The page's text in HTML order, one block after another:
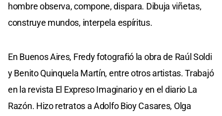
hombre observa, compone, dispara. Dibuja viñetas,
construye mundos, interpela espíritus.
En Buenos Aires, Fredy fotografió la obra de Raúl Soldi
y Benito Quinquela Martín, entre otros artistas. Trabajó
en la revista El Expreso Imaginario y en el diario La
Razón. Hizo retratos a Adolfo Bioy Casares, Olga